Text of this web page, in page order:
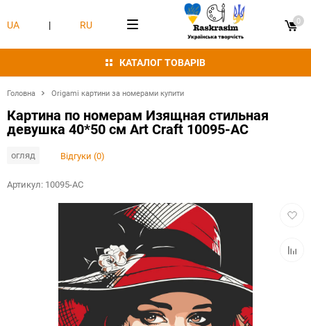
КАТАЛОГ ТОВАРІВ
UA | RU 0
Головна Origami картини за номерами купити
Картина по номерам Изящная стильная
девушка 40*50 см Art Craft 10095-AC
огляд Відгуки (0)
Артикул: 10095-AC